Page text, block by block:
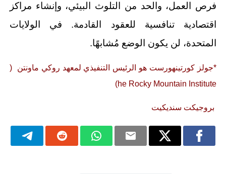
فرص العمل، والحد من التلوث البيئي، وإنشاء مراكز
اقتصادية تنافسية للعقود القادمة. في الولايات
المتحدة، لن يكون الوضع مُشابهًا.
*جولز كورتينهورست هو الرئيس التنفيذي لمعهد روكي ماونتن (
he Rocky Mountain Institute)
بروجيكت سنديكيت